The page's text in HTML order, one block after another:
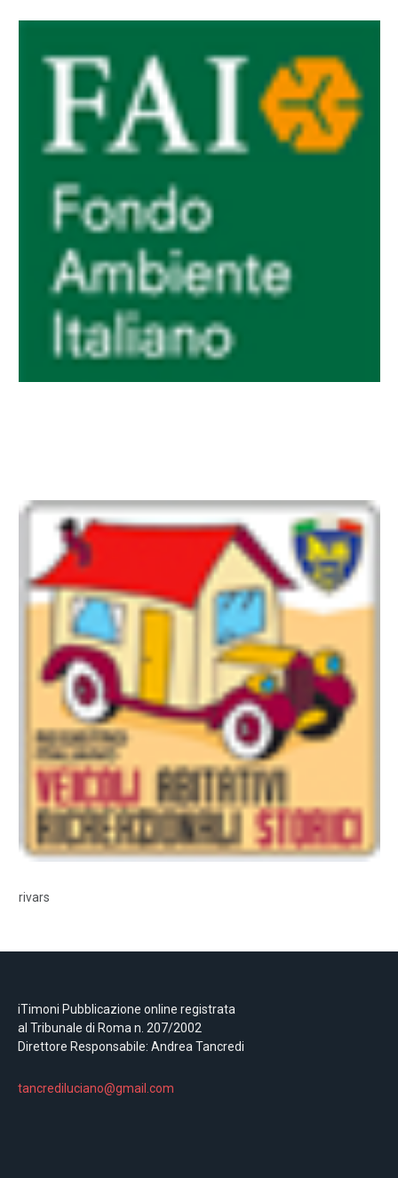
rivars
iTimoni Pubblicazione online registrata
al Tribunale di Roma n. 207/2002
Direttore Responsabile: Andrea Tancredi
tancrediluciano@gmail.com